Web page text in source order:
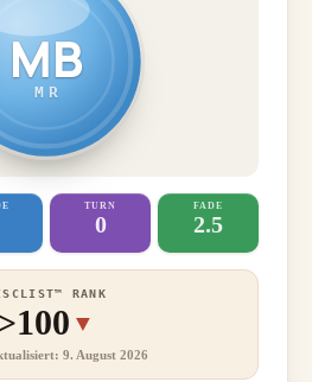
MB
MR
TURN
0
FADE
2.5
RANK
▼
9. August 2026